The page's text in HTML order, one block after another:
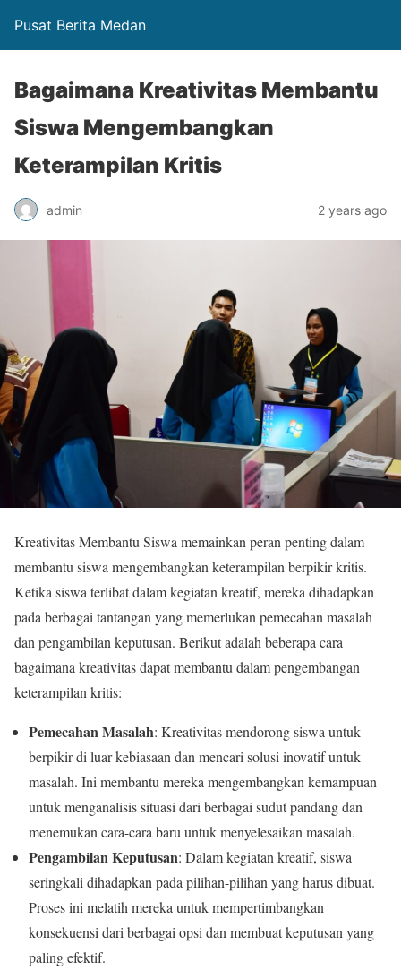
Pusat Berita Medan
Bagaimana Kreativitas Membantu
Siswa Mengembangkan
Keterampilan Kritis
admin 2 years ago
Kreativitas Membantu Siswa memainkan peran penting dalam
membantu siswa mengembangkan keterampilan berpikir kritis.
Ketika siswa terlibat dalam kegiatan kreatif, mereka dihadapkan
pada berbagai tantangan yang memerlukan pemecahan masalah
dan pengambilan keputusan. Berikut adalah beberapa cara
bagaimana kreativitas dapat membantu dalam pengembangan
keterampilan kritis:
Pemecahan Masalah: Kreativitas mendorong siswa untuk
berpikir di luar kebiasaan dan mencari solusi inovatif untuk
masalah. Ini membantu mereka mengembangkan kemampuan
untuk menganalisis situasi dari berbagai sudut pandang dan
menemukan cara-cara baru untuk menyelesaikan masalah.
Pengambilan Keputusan: Dalam kegiatan kreatif, siswa
seringkali dihadapkan pada pilihan-pilihan yang harus dibuat.
Proses ini melatih mereka untuk mempertimbangkan
konsekuensi dari berbagai opsi dan membuat keputusan yang
paling efektif.